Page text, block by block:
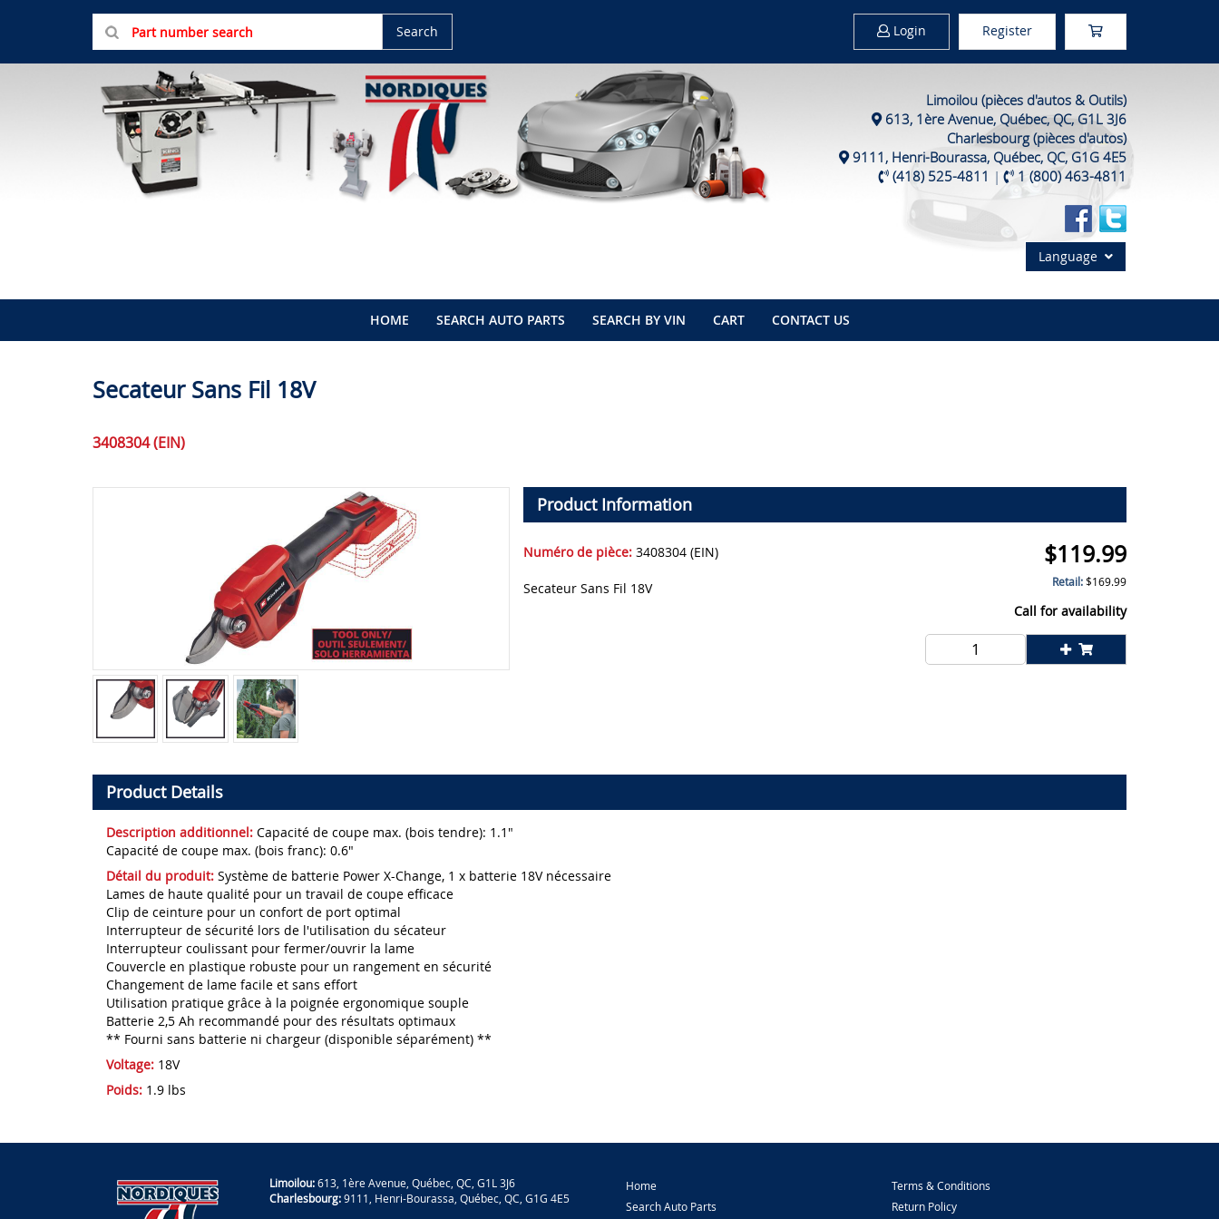
Search Login Register
Limoilou (pièces d'autos & Outils)
613, 1ère Avenue, Québec, QC, G1L 3J6
Charlesbourg (pièces d'autos)
9111, Henri-Bourassa, Québec, QC, G1G 4E5
(418) 525-4811 | 1 (800) 463-4811
Language
HOME SEARCH AUTO PARTS SEARCH BY VIN CART CONTACT US
Secateur Sans Fil 18V
3408304 (EIN)
Product Information
Numéro de pièce: 3408304 (EIN)
Secateur Sans Fil 18V
$119.99
Retail:$169.99
Call for availability
Product Details
Description additionnel: Capacité de coupe max. (bois tendre): 1.1"
Capacité de coupe max. (bois franc): 0.6"
Détail du produit: Système de batterie Power X-Change, 1 x batterie 18V nécessaire
Lames de haute qualité pour un travail de coupe efficace
Clip de ceinture pour un confort de port optimal
Interrupteur de sécurité lors de l'utilisation du sécateur
Interrupteur coulissant pour fermer/ouvrir la lame
Couvercle en plastique robuste pour un rangement en sécurité
Changement de lame facile et sans effort
Utilisation pratique grâce à la poignée ergonomique souple
Batterie 2,5 Ah recommandé pour des résultats optimaux
** Fourni sans batterie ni chargeur (disponible séparément) **
Voltage: 18V
Poids: 1.9 lbs
Limoilou:613, 1ère Avenue, Québec, QC, G1L 3J6
Charlesbourg:9111, Henri-Bourassa, Québec, QC, G1G 4E5
Home
Search Auto Parts
Terms & Conditions
Return Policy